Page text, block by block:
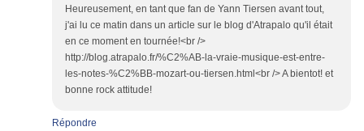
Heureusement, en tant que fan de Yann Tiersen avant tout,
j'ai lu ce matin dans un article sur le blog d'Atrapalo qu'il était
en ce moment en tournée!<br />
http://blog.atrapalo.fr/%C2%AB-la-vraie-musique-est-entre-
les-notes-%C2%BB-mozart-ou-tiersen.html<br /> A bientot! et
bonne rock attitude!
Répondre